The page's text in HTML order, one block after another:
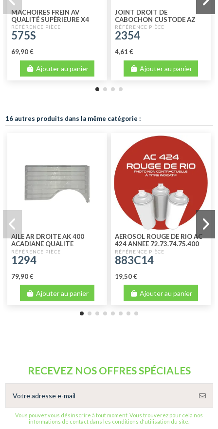
MACHOIRES FREIN AV
QUALITÉ SUPÈRIEURE X4
2CV 2CV6 DYANE 4
575S
69,90 €
Ajouter au panier
JOINT DROIT DE
CABOCHON CUSTODE AZ
AVANT 64
2354
4,61 €
Ajouter au panier
16 autres produits dans la même catégorie :
AILE AR DROITE AK 400
ACADIANE QUALITE
SUPERIEURE
1294
79,90 €
Ajouter au panier
AEROSOL ROUGE DE RIO AC
424 ANNEE 72.73.74.75.400
ML
883C14
19,50 €
Ajouter au panier
RECEVEZ NOS OFFRES SPÉCIALES
Vous pouvez vous désinscrire à tout moment. Vous trouverez pour cela nos
informations de contact dans les conditions d'utilisation du site.